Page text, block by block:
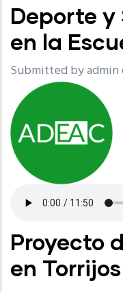
Deporte
en la
Submitted byadmin
Proyecto
en